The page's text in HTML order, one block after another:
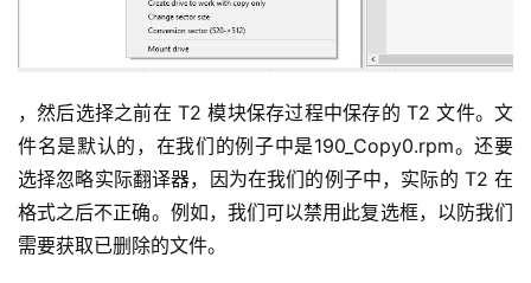
，然后选择之前在 T2 模块保存过程中保存的 T2 文件。文
件名是默认的，在我们的例子中是190_Copy0.rpm。还要
选择忽略实际翻译器，因为在我们的例子中，实际的 T2 在
格式之后不正确。例如，我们可以禁用此复选框，以防我们
需要获取已删除的文件。